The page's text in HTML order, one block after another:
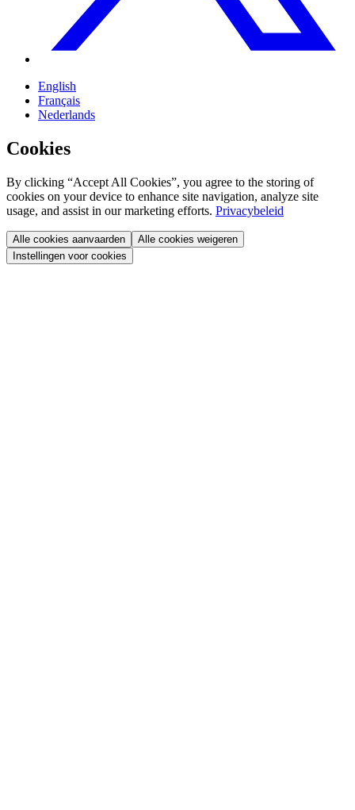
English
Français
Nederlands
Cookies
By clicking “Accept All Cookies”, you agree to the storing of
cookies on your device to enhance site navigation, analyze site
usage, and assist in our marketing efforts. Privacybeleid
Alle cookies aanvaarden
Alle cookies weigeren
Instellingen voor cookies